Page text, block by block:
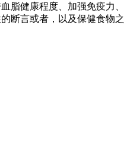
脂健康程度、加强免疫力
断言或者，以及保健食物之